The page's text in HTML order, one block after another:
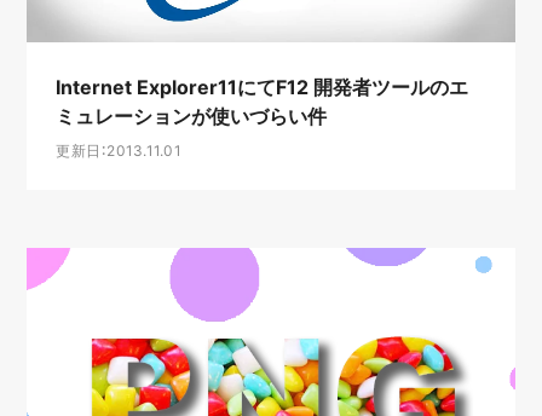
Internet Explorer11にてF12 開発者ツールのエ
ミュレーションが使いづらい件
更新日：2013.11.01